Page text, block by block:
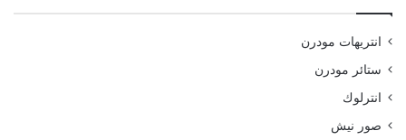
انتريهات مودرن
ستائر مودرن
انترلوك
صور نيش